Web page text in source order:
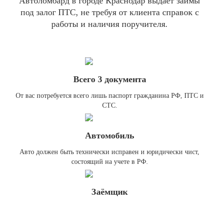
под залог ПТС, не требуя от клиента справок с
работы и наличия поручителя.
Всего 3 документа
От вас потребуется всего лишь паспорт гражданина РФ, ПТС и
СТС.
Автомобиль
Авто должен быть технически исправен и юридически чист,
состоящий на учете в РФ.
Заёмщик